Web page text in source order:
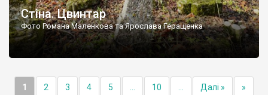
Стіна. Цвинтар
Фото Романа Маленкова та Ярослава Геращенка
1 2 3 4 5 10 Далі » »